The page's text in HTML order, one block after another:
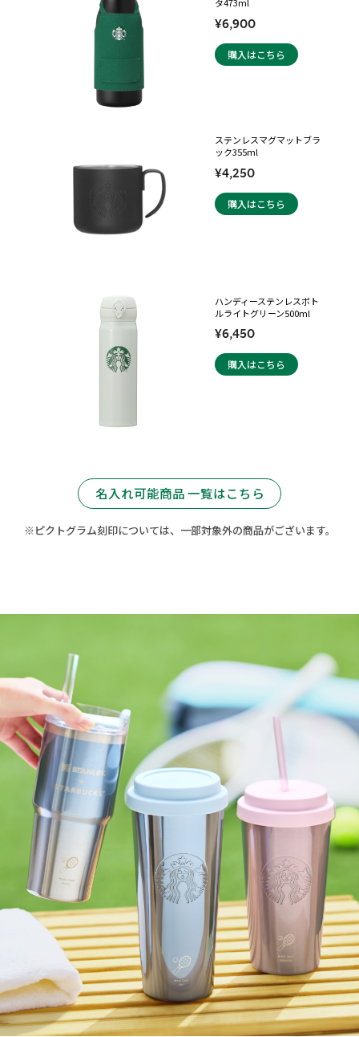
タ473ml
¥6,900
購入はこちら
ステンレスマグマットブラ
ック355ml
¥4,250
購入はこちら
ハンディーステンレスボト
ルライトグリーン500ml
¥6,450
購入はこちら
名入れ可能商品 一覧はこちら
※ピクトグラム刻印については、一部対象外の商品がございます。